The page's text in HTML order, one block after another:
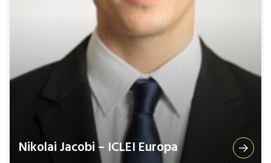
Nikolai Jacobi – ICLEI Europa